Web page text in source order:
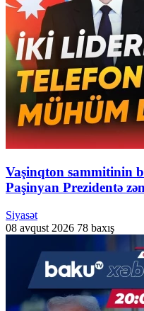
Vaşinqton sammitinin
Paşinyan Prezidentə
Siyasət
08 avqust 2026 78 baxış